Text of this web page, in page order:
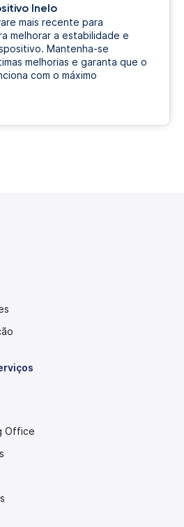
Inelo
mais recente para
melhorar a estabilidade e
Mantenha-se
melhorias e garanta que o
com o máximo
Office